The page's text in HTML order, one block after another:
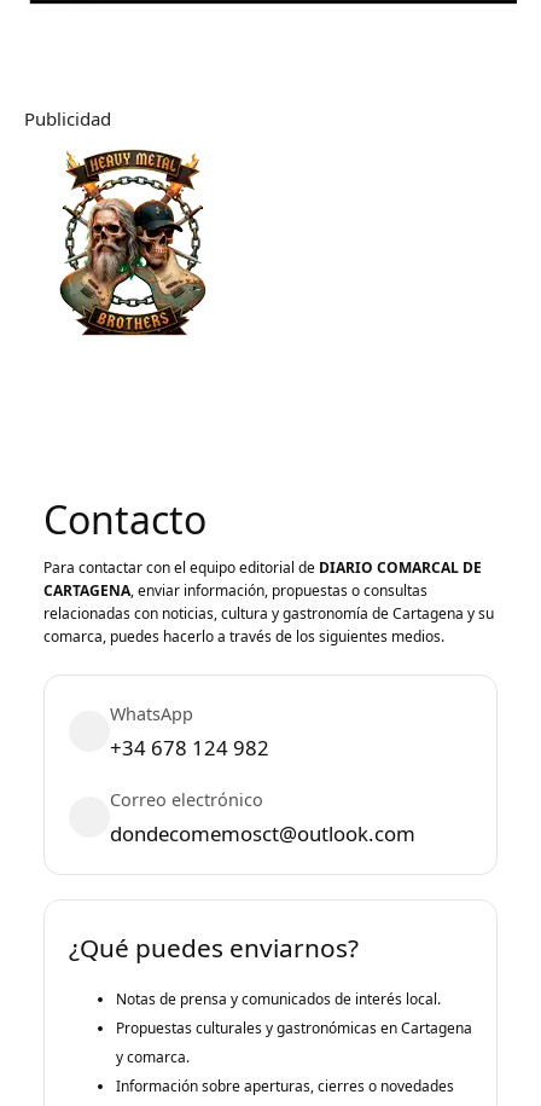
Publicidad
Contacto
Para contactar con el equipo editorial de DIARIO COMARCAL DE
CARTAGENA, enviar información, propuestas o consultas
relacionadas con noticias, cultura y gastronomía de Cartagena y su
comarca, puedes hacerlo a través de los siguientes medios.
WhatsApp
+34 678 124 982
Correo electrónico
dondecomemosct@outlook.com
¿Qué puedes enviarnos?
Notas de prensa y comunicados de interés local.
Propuestas culturales y gastronómicas en Cartagena
y comarca.
Información sobre aperturas, cierres o novedades